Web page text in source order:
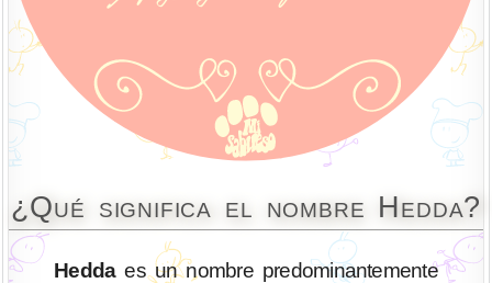
¿Qué significa el nombre Hedda?
Heddaes un nombre predominantemente